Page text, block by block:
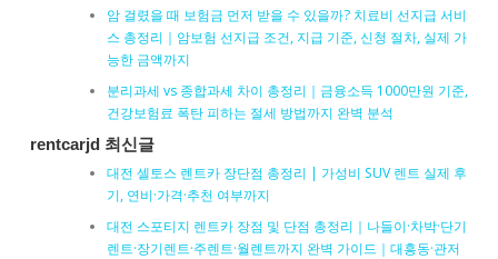
암 걸렸을 때 보험금 먼저 받을 수 있을까? 치료비 선지급 서비
스 총정리｜암보험 선지급 조건, 지급 기준, 신청 절차, 실제 가
능한 금액까지
분리과세 vs 종합과세 차이 총정리｜금융소득 1000만원 기준,
건강보험료 폭탄 피하는 절세 방법까지 완벽 분석
rentcarjd 최신글
대전 셀토스 렌트카 장단점 총정리 | 가성비 SUV 렌트 실제 후
기, 연비·가격·추천 여부까지
대전 스포티지 렌트카 장점 및 단점 총정리｜나들이·차박·단기
렌트·장기렌트·주렌트·월렌트까지 완벽 가이드｜대흥동·관저